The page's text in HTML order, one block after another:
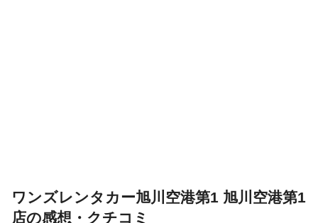
ワンズレンタカー旭川空港第1 旭川空港第1
店の感想・クチコミ